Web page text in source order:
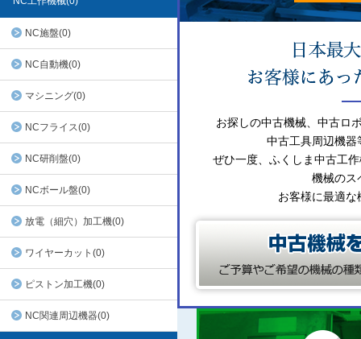
NC施盤(0)
NC自動機(0)
マシニング(0)
NCフライス(0)
NC研削盤(0)
NCボール盤(0)
放電（細穴）加工機(0)
ワイヤーカット(0)
ピストン加工機(0)
NC関連周辺機器(0)
お探しの中古機械、中古ロ
中古工具周辺機器
ぜひ一度、ふくしま中古工
機械のス
お客様に最適